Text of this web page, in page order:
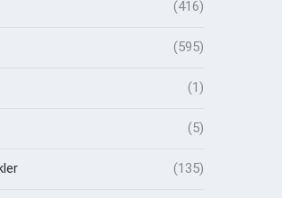
(416)
(595)
(1)
(5)
(135)